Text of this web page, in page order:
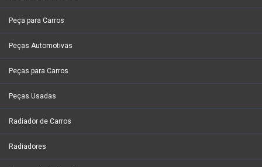
Peça para Carros
Peças Automotivas
Peças para Carros
Peças Usadas
Radiador de Carros
Radiadores